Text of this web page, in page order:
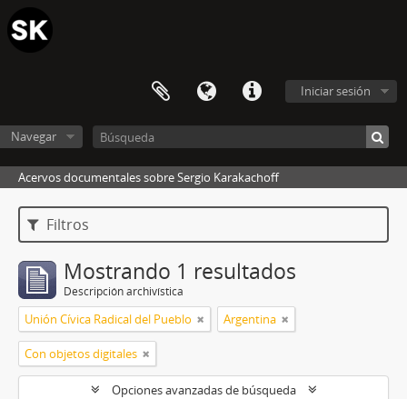
Iniciar sesión
Navegar
Acervos documentales sobre Sergio Karakachoff
Filtros
Mostrando 1 resultados
Descripción archivística
Unión Cívica Radical del Pueblo Argentina
Con objetos digitales
Opciones avanzadas de búsqueda